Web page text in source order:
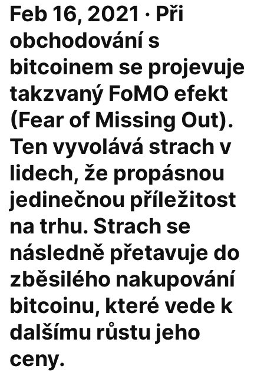
Feb 16, 2021 · Při
obchodování s
bitcoinem se projevuje
takzvaný FoMO efekt
(Fear of Missing Out).
Ten vyvolává strach v
lidech, že propásnou
jedinečnou příležitost
na trhu. Strach se
následně přetavuje do
zběsilého nakupování
bitcoinu, které vede k
dalšímu růstu jeho
ceny.